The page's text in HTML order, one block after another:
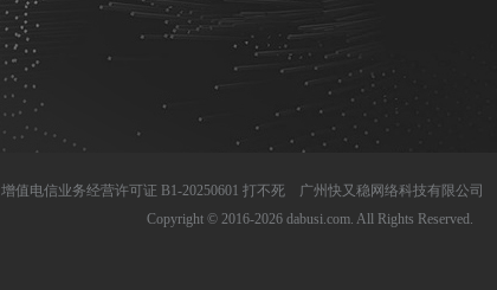
增值电信业务经营许可证 B1-20250601 打不死 广州快又稳网络科技有限公司
Copyright © 2016-2026 dabusi.com. All Rights Reserved.